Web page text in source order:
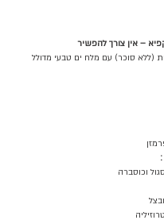
– אין צורך להפשיר
(ללא סוכר) עם מלח ים טבעי מדולל
וכוסברה